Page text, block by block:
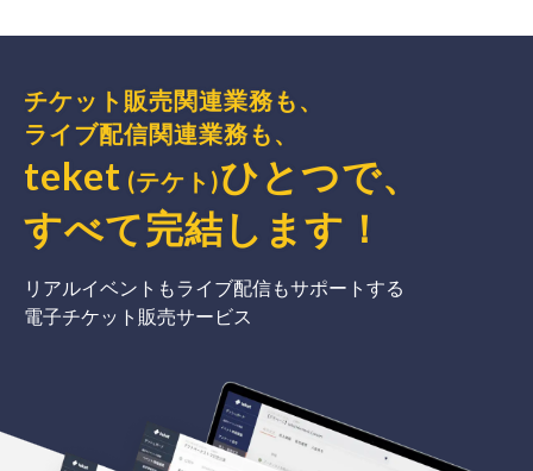
チケット販売関連業務も、
ライブ配信関連業務も、
teket (テケト)ひとつで、
すべて完結 します ！
リアルイベントもライブ配信もサポートする
電子チケット販売サービス